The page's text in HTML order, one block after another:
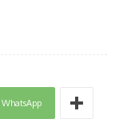
WhatsApp